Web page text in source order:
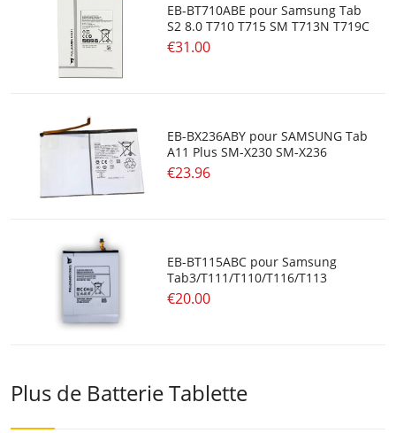
EB-BT710ABE pour Samsung Tab
S2 8.0 T710 T715 SM T713N T719C
€31.00
EB-BX236ABY pour SAMSUNG Tab
A11 Plus SM-X230 SM-X236
€23.96
EB-BT115ABC pour Samsung
Tab3/T111/T110/T116/T113
€20.00
Plus de Batterie Tablette